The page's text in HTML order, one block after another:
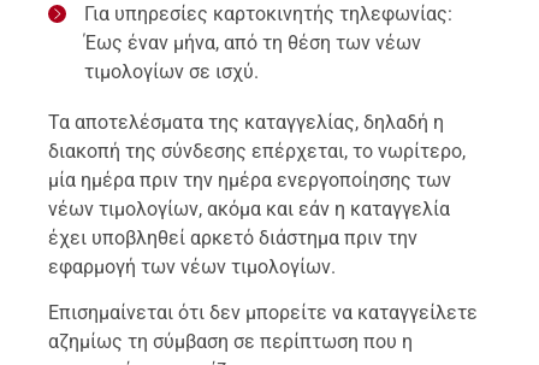
Για υπηρεσίες καρτοκινητής τηλεφωνίας:
Έως έναν μήνα, από τη θέση των νέων
τιμολογίων σε ισχύ.
Τα αποτελέσματα της καταγγελίας, δηλαδή η
διακοπή της σύνδεσης επέρχεται, το νωρίτερο,
μία ημέρα πριν την ημέρα ενεργοποίησης των
νέων τιμολογίων, ακόμα και εάν η καταγγελία
έχει υποβληθεί αρκετό διάστημα πριν την
εφαρμογή των νέων τιμολογίων.
Επισημαίνεται ότι δεν μπορείτε να καταγγείλετε
αζημίως τη σύμβαση σε περίπτωση που η